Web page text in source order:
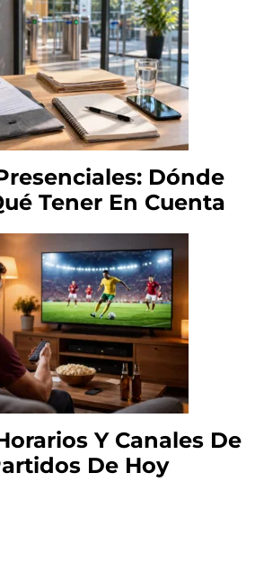
Dónde
Tener En Cuenta
Y Canales De
De Hoy